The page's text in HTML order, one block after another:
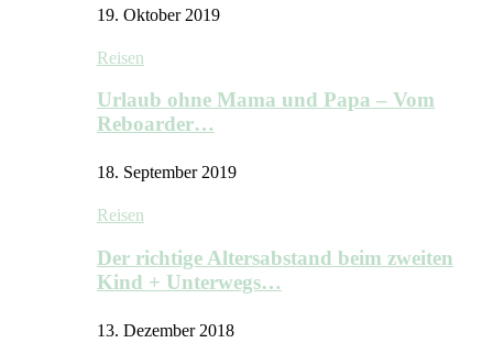
19. Oktober 2019
Reisen
Urlaub ohne Mama und Papa – Vom
Reboarder…
18. September 2019
Reisen
Der richtige Altersabstand beim zweiten
Kind + Unterwegs…
13. Dezember 2018